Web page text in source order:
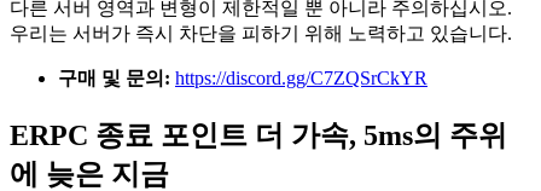
다른 서버 영역과 변형이 제한적일 뿐 아니라 주의하십시오.
우리는 서버가 즉시 차단을 피하기 위해 노력하고 있습니다.
구매 및 문의: https://discord.gg/C7ZQSrCkYR
ERPC 종료 포인트 더 가속, 5ms의 주위
에 늦은 지금